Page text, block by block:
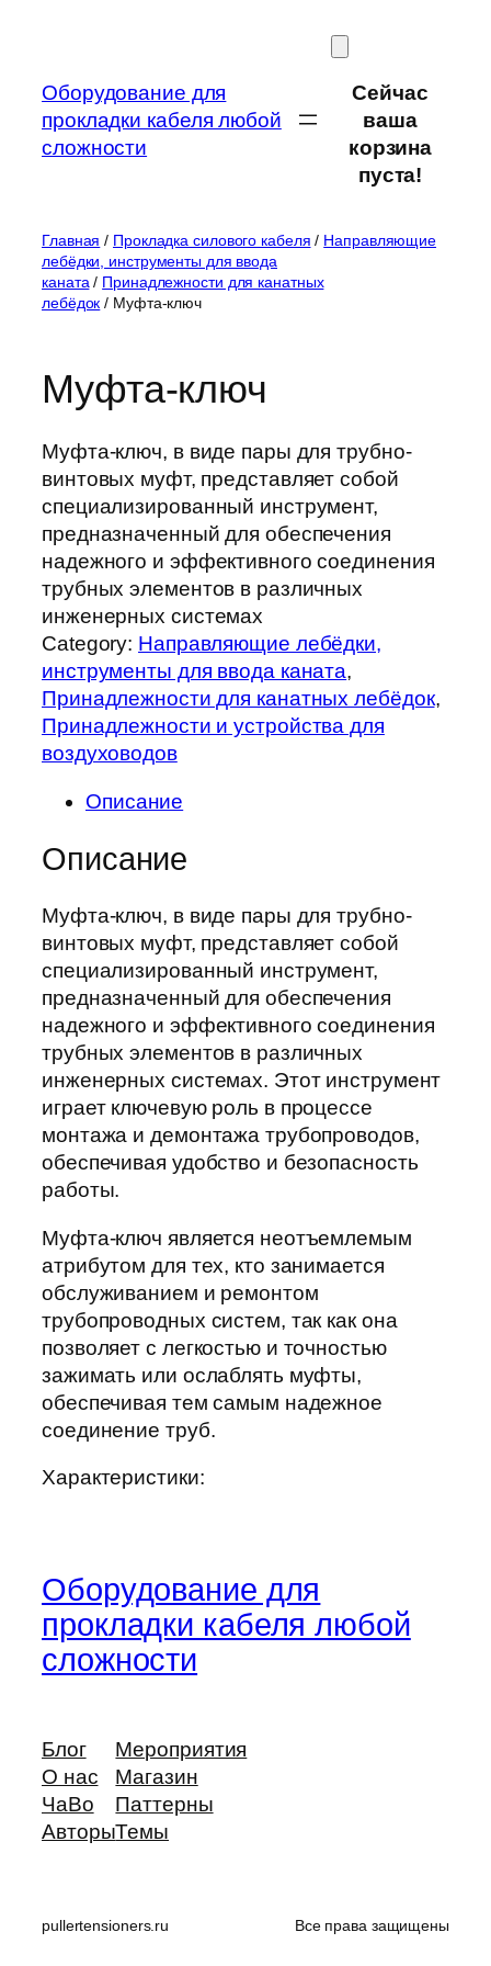
Оборудование для
прокладки кабеля любой
сложности
Сейчас
ваша
корзина
пуста!
Главная / Прокладка силового кабеля / Направляющие
лебёдки, инструменты для ввода
каната / Принадлежности для канатных
лебёдок / Муфта-ключ
Муфта-ключ
Муфта-ключ, в виде пары для трубно-
винтовых муфт, представляет собой
специализированный инструмент,
предназначенный для обеспечения
надежного и эффективного соединения
трубных элементов в различных
инженерных системах
Category: Направляющие лебёдки,
инструменты для ввода каната
Принадлежности для канатных лебёдок
Принадлежности и устройства для
воздуховодов
Описание
Описание
Муфта-ключ, в виде пары для трубно-
винтовых муфт, представляет собой
специализированный инструмент,
предназначенный для обеспечения
надежного и эффективного соединения
трубных элементов в различных
инженерных системах. Этот инструмент
играет ключевую роль в процессе
монтажа и демонтажа трубопроводов,
обеспечивая удобство и безопасность
работы.
Муфта-ключ является неотъемлемым
атрибутом для тех, кто занимается
обслуживанием и ремонтом
трубопроводных систем, так как она
позволяет с легкостью и точностью
зажимать или ослаблять муфты,
обеспечивая тем самым надежное
соединение труб.
Характеристики:
Оборудование для
прокладки кабеля любой
сложности
Блог
О нас
ЧаВо
Авторы
Мероприятия
Магазин
Паттерны
Темы
pullertensioners.ru Все права защищены